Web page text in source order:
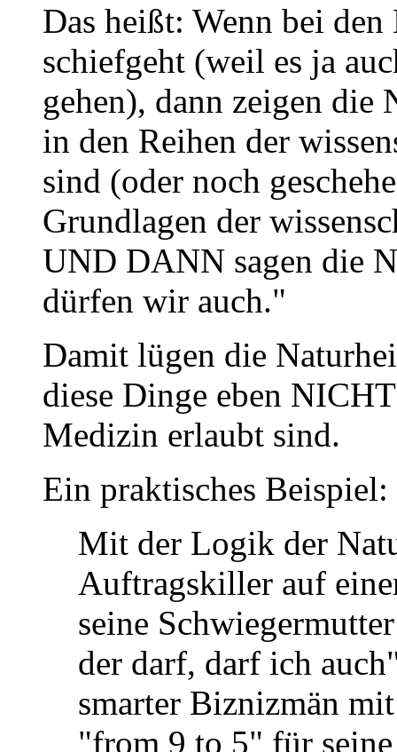
Das heißt: Wenn bei
schiefgeht (weil es ja
gehen), dann zeigen
in den Reihen der
sind (oder noch
Grundlagen der
UND DANN sagen die
dürfen wir auch."
Damit lügen die
diese Dinge eben
Medizin erlaubt sind.
Ein praktisches Beispiel:
Mit der Logik der
Auftragskiller auf
seine
der darf, darf ich
smarter Biznizmän
"from 9 to 5" für